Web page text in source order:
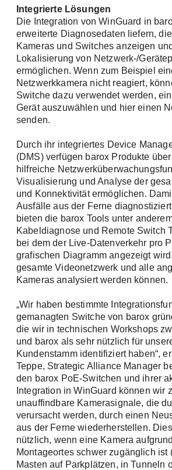
Integrierte Lösungen
Die Integration von WinGuard in
erweiterte Diagnosedaten liefern,
Kameras und Switches anzeigen
Lokalisierung von Netzwerk-/
ermöglichen. Wenn zum Beispiel
Netzwerkkamera nicht reagiert,
Switche dazu verwendet werden,
Gerät auszuwählen und hier einen
senden.
Durch ihr integriertes Device
(DMS) verfügen barox Produkte
hilfreiche
Visualisierung und Analyse der
und Konnektivität ermöglichen.
Ausfälle aus der Ferne
bieten die barox Tools unter
Kabeldiagnose und Remote Switch
bei dem der Live-Datenverkehr pro
grafischen Diagramm angezeigt
gesamte Videonetzwerk und alle
Kameras analysiert werden können.
„Wir haben bestimmte
gemanagten Switche von barox
die wir in technischen Workshops
und barox als sehr nützlich für
Kundenstamm identifiziert haben“,
Teppe, Strategic Alliance Manager
den barox PoE-Switchen und ihrer
Integration in WinGuard können wir
unauffindbare Kamerasignale, die
verursacht werden, durch einen
aus der Ferne wiederherstellen.
nützlich, wenn eine Kamera
Montageortes schwer zugänglich ist
Masten auf Parkplätzen, in Tunneln
Angemeldet bleiben
Registrieren
Bitte wählen Sie einen oder
aus: *
Newsletter: Aktuelle
unseren Produkten,
Unternehmensnews und
Veranstaltungen.
Einblicke für die erfolgreiche
Realisierung Ihrer Video- und
Sicherheitsnetzwerke.
Vorname / Name *
E-Mail *
Firma
Telefon
Adresse (Strasse, Nr, PLZ, Ort)